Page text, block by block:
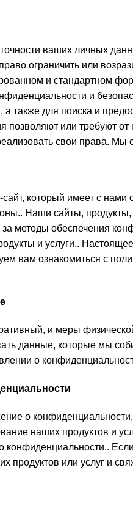
ваших личных
ограничить или
и стандартном
и
а также для поиска и
или требуют от
свои права.
который имеет с
Наши сайты,
методы обеспечения
и услуги..
вам ознакомиться с
и меры
данные, которые мы
о
о
наших продуктов и
продуктов или услуг и